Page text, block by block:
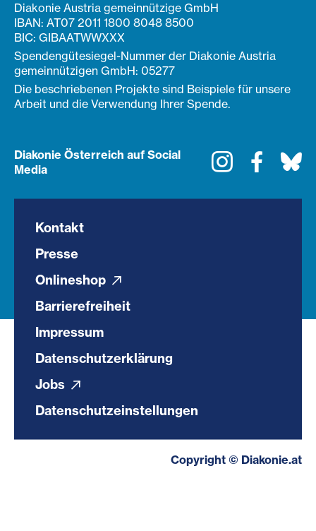
Diakonie Austria gemeinnützige GmbH
IBAN: AT07 2011 1800 8048 8500
BIC: GIBAATWWXXX
Spendengütesiegel-Nummer der Diakonie Austria
gemeinnützigen GmbH: 05277
Die beschriebenen Projekte sind Beispiele für unsere
Arbeit und die Verwendung Ihrer Spende.
Diakonie Österreich auf Social
Media
Instagram
Kontakt
Presse
Onlineshop
Barrierefreiheit
Impressum
Datenschutzerklärung
Jobs
Datenschutzeinstellungen
Copyright © Diakonie.at